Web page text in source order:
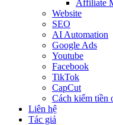
Affiliate
Website
SEO
AI Automation
Google Ads
Youtube
Facebook
TikTok
CapCut
Cách kiếm tiền
Liên hệ
Tác giả